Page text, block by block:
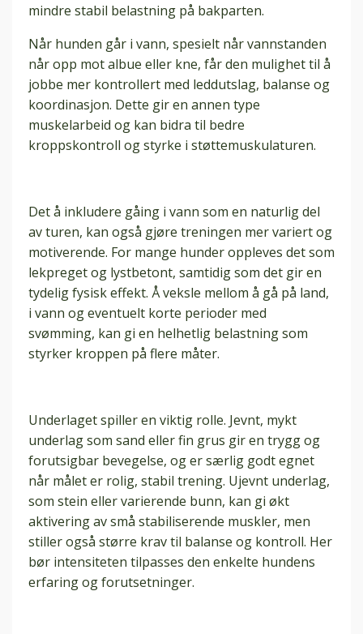
mindre stabil belastning på bakparten.
Når hunden går i vann, spesielt når vannstanden
når opp mot albue eller kne, får den mulighet til å
jobbe mer kontrollert med leddutslag, balanse og
koordinasjon. Dette gir en annen type
muskelarbeid og kan bidra til bedre
kroppskontroll og styrke i støttemuskulaturen.
Det å inkludere gåing i vann som en naturlig del
av turen, kan også gjøre treningen mer variert og
motiverende. For mange hunder oppleves det som
lekpreget og lystbetont, samtidig som det gir en
tydelig fysisk effekt. Å veksle mellom å gå på land,
i vann og eventuelt korte perioder med
svømming, kan gi en helhetlig belastning som
styrker kroppen på flere måter.
Underlaget spiller en viktig rolle. Jevnt, mykt
underlag som sand eller fin grus gir en trygg og
forutsigbar bevegelse, og er særlig godt egnet
når målet er rolig, stabil trening. Ujevnt underlag,
som stein eller varierende bunn, kan gi økt
aktivering av små stabiliserende muskler, men
stiller også større krav til balanse og kontroll. Her
bør intensiteten tilpasses den enkelte hundens
erfaring og forutsetninger.